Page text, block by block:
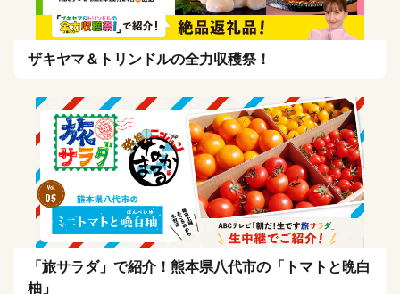
ザキヤマ＆トリンドルの全力収穫祭！
「旅サラダ」で紹介！熊本県八代市の「トマトと晩白
柚」